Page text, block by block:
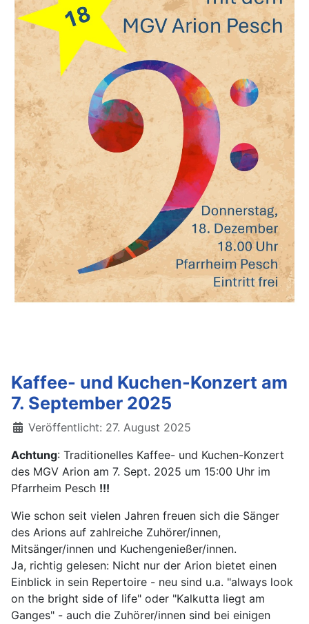
Kaffee- und Kuchen-Konzert am
7. September 2025
Details
Veröffentlicht: 27. August 2025
Achtung: Traditionelles Kaffee- und Kuchen-Konzert
des MGV Arion am 7. Sept. 2025 um 15:00 Uhr im
Pfarrheim Pesch !!!
Wie schon seit vielen Jahren freuen sich die Sänger
des Arions auf zahlreiche Zuhörer/innen,
Mitsänger/innen und Kuchengenießer/innen.
Ja, richtig gelesen: Nicht nur der Arion bietet einen
Einblick in sein Repertoire - neu sind u.a. "always look
on the bright side of life" oder "Kalkutta liegt am
Ganges" - auch die Zuhörer/innen sind bei einigen